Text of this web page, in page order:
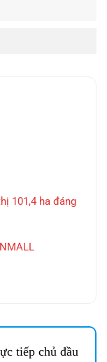
101,4 ha đáng
tiếp chủ đầu